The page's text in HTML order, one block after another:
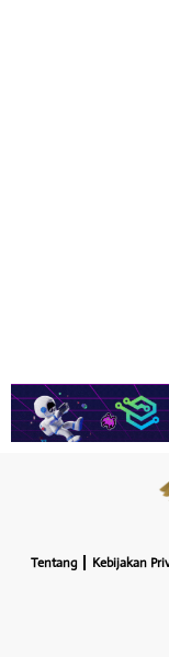
Tentang Kebijakan